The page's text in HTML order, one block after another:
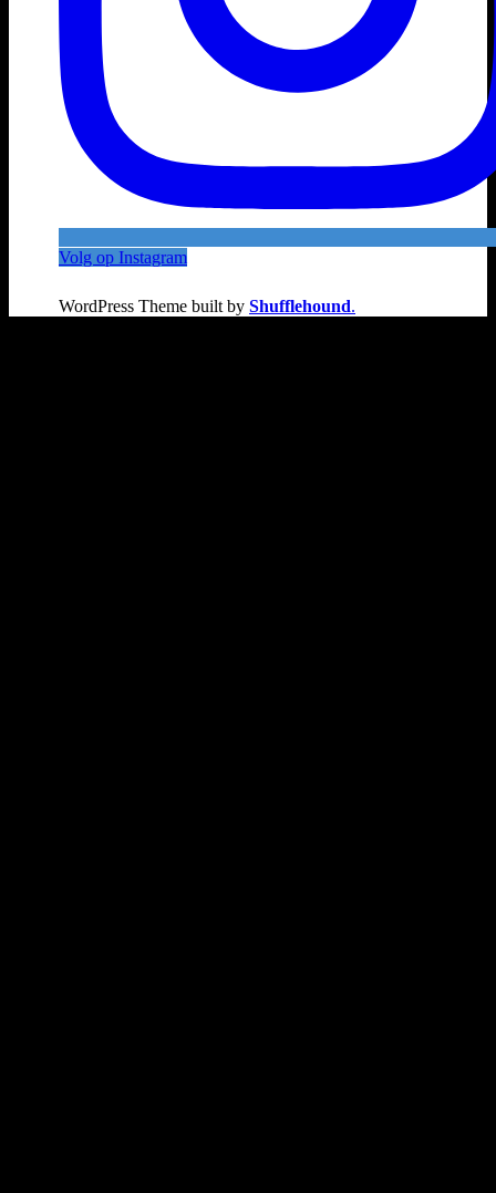
Volg op Instagram
WordPress Theme built by Shufflehound.